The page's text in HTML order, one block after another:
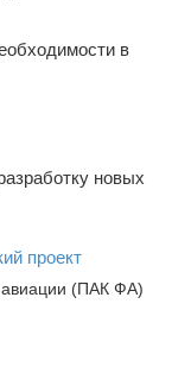
в
новых
авиации (ПАК ФА)